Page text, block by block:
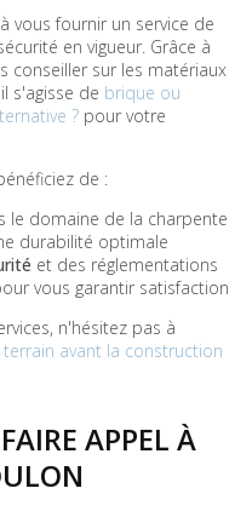
vous fournir un service de
en vigueur. Grâce à
conseiller sur les matériaux
s'agisse de brique ou
? pour votre
de :
le domaine de la charpente
durabilité optimale
et des réglementations
vous garantir satisfaction
n'hésitez pas à
terrain avant la construction
APPEL À